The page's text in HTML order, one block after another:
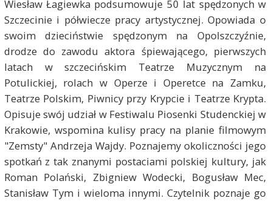
Wiesław Łagiewka podsumowuje 50 lat spędzonych w
Szczecinie i półwiecze pracy artystycznej. Opowiada o
swoim dzieciństwie spędzonym na Opolszczyźnie,
drodze do zawodu aktora śpiewającego, pierwszych
latach w szczecińskim Teatrze Muzycznym na
Potulickiej, rolach w Operze i Operetce na Zamku,
Teatrze Polskim, Piwnicy przy Krypcie i Teatrze Krypta.
Opisuje swój udział w Festiwalu Piosenki Studenckiej w
Krakowie, wspomina kulisy pracy na planie filmowym
"Zemsty" Andrzeja Wajdy. Poznajemy okoliczności jego
spotkań z tak znanymi postaciami polskiej kultury, jak
Roman Polański, Zbigniew Wodecki, Bogusław Mec,
Stanisław Tym i wieloma innymi. Czytelnik poznaje go